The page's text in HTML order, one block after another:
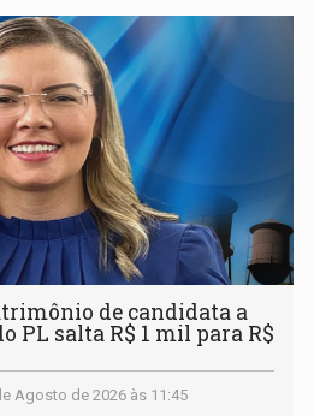
de candidata a
PL salta R$ 1 mil para R$
Agosto de 2026 às 11:45